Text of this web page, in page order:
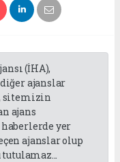
(İHA),
ajanslar
sitemizin
ajans
yer
ajanslar olup